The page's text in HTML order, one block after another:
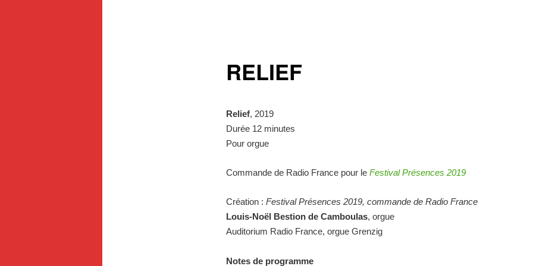
RELIEF
Relief, 2019
Durée 12 minutes
Pour orgue
Commande de Radio France pour leFestival Présences 2019
Création : Festival Présences 2019, commande de Radio France
Louis-Noël Bestion de Camboulas, orgue
Auditorium Radio France, orgue Grenzig
Notes de programme